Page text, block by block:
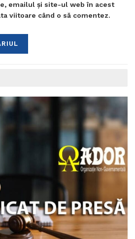
emailul și site-ul web în acest
viitoare când o să comentez.